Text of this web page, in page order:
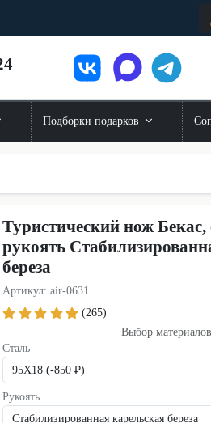
Подборки подарков
Туристический нож Бекас,
рукоять
береза
Артикул: air-0631
(265)
Выбор материалов
Сталь
Рукоять